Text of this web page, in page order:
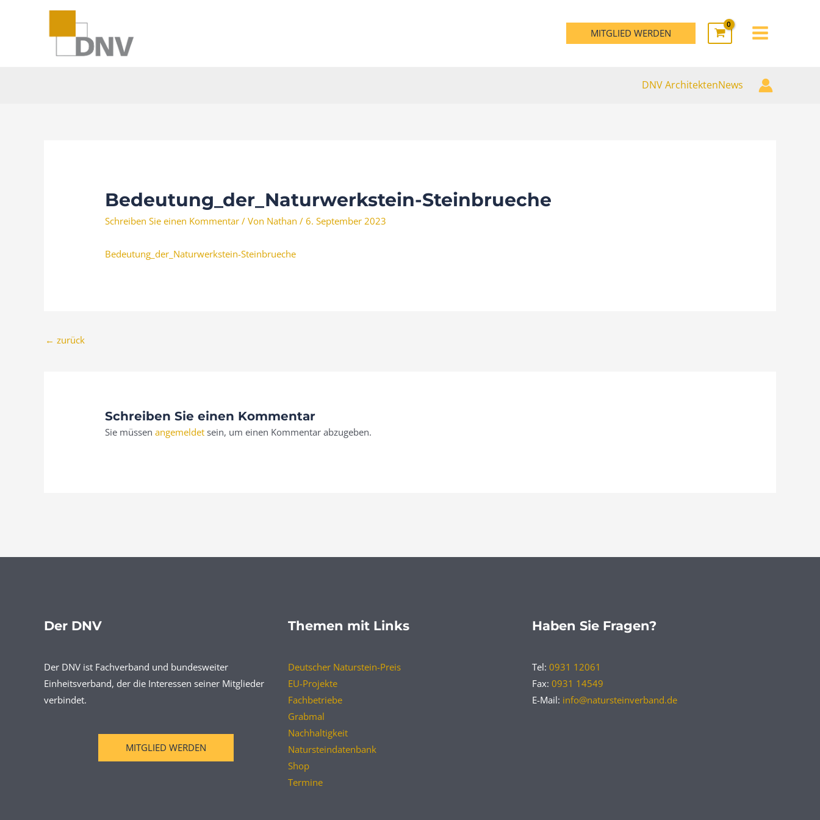
MITGLIED WERDEN
MENU
DNV ArchitektenNews
Bedeutung_der_Naturwerkstein-Steinbrueche
Schreiben Sie einen Kommentar / Von Nathan/6. September 2023
Bedeutung_der_Naturwerkstein-Steinbrueche
← zurück
Schreiben Sie einen Kommentar
Sie müssenangemeldet sein, um einen Kommentar abzugeben.
Der DNV
Der DNV ist Fachverband und bundesweiter
Einheitsverband, der die Interessen seiner Mitglieder
verbindet.
MITGLIED WERDEN
Themen mit Links
Deutscher Naturstein-Preis
EU-Projekte
Fachbetriebe
Grabmal
Nachhaltigkeit
Natursteindatenbank
Shop
Termine
Haben Sie Fragen?
Tel: 0931 12061
Fax: 0931 14549
E-Mail: info@natursteinverband.de